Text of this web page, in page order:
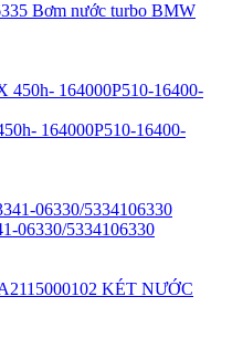
Bơm nước turbo BMW
164000P510-16400-
06330/5334106330
KÉT NƯỚC